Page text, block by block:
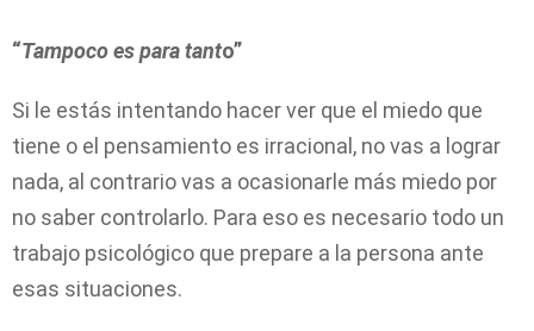
“Tampoco es para tanto”
Si le estás intentando hacer ver que el miedo que
tiene o el pensamiento es irracional, no vas a lograr
nada, al contrario vas a ocasionarle más miedo por
no saber controlarlo. Para eso es necesario todo un
trabajo psicológico que prepare a la persona ante
esas situaciones.